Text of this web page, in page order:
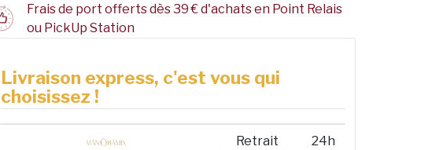
Frais de port offerts dès 39 € d'achats en Point Relais
ou PickUp Station
Livraison express, c'est vous qui
choisissez !
Retrait
24h